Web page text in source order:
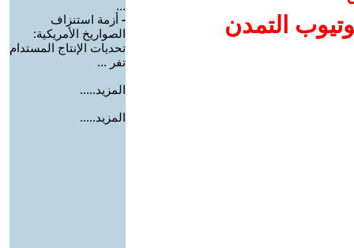
التمدن
...
- أزمة استنزاف
الصواريخ الأمريكية:
تحديات الإنتاج المستدام
تفر ...
المزيد.....
المزيد.....